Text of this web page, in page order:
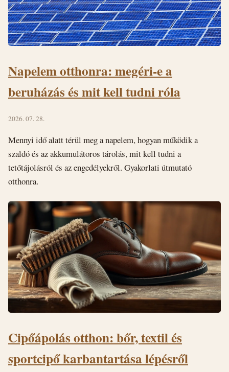
Napelem otthonra: megéri-e a
beruházás és mit kell tudni róla
2026. 07. 28.
Mennyi idő alatt térül meg a napelem, hogyan működik a
szaldó és az akkumulátoros tárolás, mit kell tudni a
tetőtájolásról és az engedélyekről. Gyakorlati útmutató
otthonra.
Cipőápolás otthon: bőr, textil és
sportcipő karbantartása lépésről